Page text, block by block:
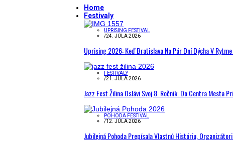
Home
Festivaly
UPRISING FESTIVAL
/24. JÚLA 2026
Uprising 2026: Keď Bratislava Na Pár Dní Dýcha V
FESTIVALY
/21. JÚLA 2026
Jazz Fest Žilina Oslávi Svoj 8. Ročník. Do Centra Mesta
POHODA FESTIVAL
/12. JÚLA 2026
Jubilejná Pohoda Prepísala Vlastnú Históriu,